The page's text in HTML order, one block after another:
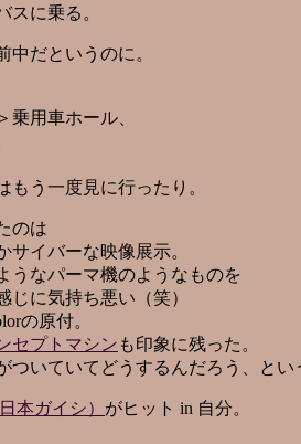
に乗る。
だというのに。
用車ホール、
う一度見に行ったり。
のは
イバーな映像展示。
なパーマ機のようなものを
に気持ち悪い（笑）
の原付。
セプトマシン も印象に残った。
いていてどうするんだろう、とい
本ガイシ） がヒット in 自分。